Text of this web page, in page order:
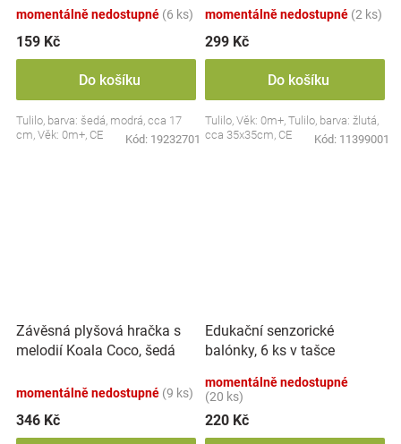
momentálně nedostupné (6 ks)
159 Kč
Do košíku
Tulilo, barva: šedá, modrá, cca 17
cm, Věk: 0m+, CE
Kód: 19232701
momentálně nedostupné (2 ks)
299 Kč
Do košíku
Tulilo, Věk: 0m+, Tulilo, barva: žlutá,
cca 35x35cm, CE
Kód: 11399001
Závěsná plyšová hračka s
melodií Koala Coco, šedá
momentálně nedostupné (9 ks)
346 Kč
Edukační senzorické
balónky, 6 ks v tašce
momentálně nedostupné
(20 ks)
220 Kč